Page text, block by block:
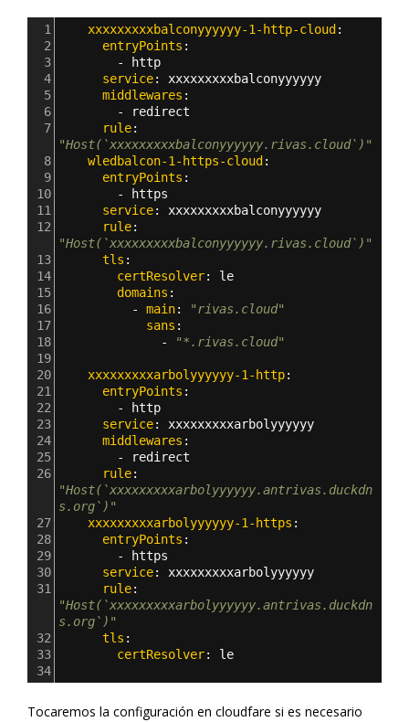
1 xxxxxxxxxbalconyyyyyy-1-http-cloud :
2
entryPoints :
3
-
http
4
service: xxxxxxxxxbalconyyyyyy
5
middlewares :
6
-
redirect
7
rule
"Host(`xxxxxxxxxbalconyyyyyy.rivas.cloud`)"
8
wledbalcon-1-https-cloud :
9
entryPoints :
10
-
https
11
service: xxxxxxxxxbalconyyyyyy
12
rule
"Host(`xxxxxxxxxbalconyyyyyy.rivas.cloud`)"
13
tls :
14
certResolver: le
15
domains :
16
- main:
"rivas.cloud"
17
sans :
18
-
"*.rivas.cloud"
19
20
xxxxxxxxxarbolyyyyyy-1-http:
21
entryPoints :
22
-
http
23
service: xxxxxxxxxarbolyyyyyy
24
middlewares :
25
-
redirect
26
rule
"Host(`xxxxxxxxxarbolyyyyyy.antrivas.duckdn
s.org`)"
27
xxxxxxxxxarbolyyyyyy-1-https :
28
entryPoints :
29
-
https
30
service: xxxxxxxxxarbolyyyyyy
31
rule
"Host(`xxxxxxxxxarbolyyyyyy.antrivas.duckdn
s.org`)"
32
tls :
33
certResolver:
34
Tocaremos la configuración en cloudfare si es necesario